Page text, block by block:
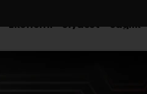
Ekonomi Siyaset Sağlık